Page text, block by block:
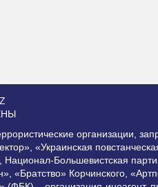
организации,
«Украинская
Национал-Большевистская
«Братство» Корчинского,